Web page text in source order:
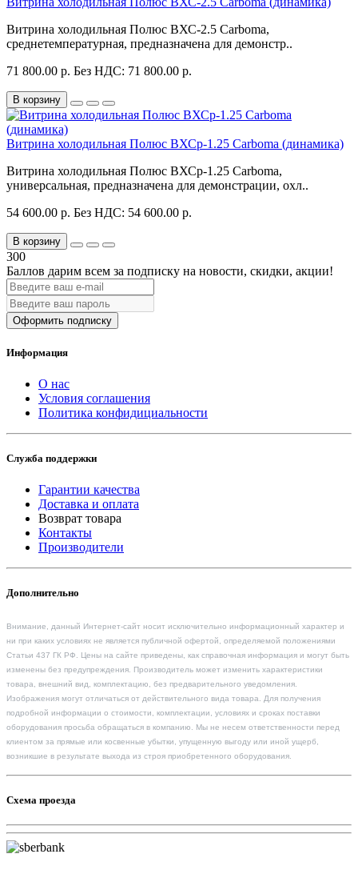
Витрина холодильная Полюс ВХС-2.5 Carboma,
среднетемпературная, предназначена для демонстр..
71 800.00 р. Без НДС: 71 800.00 р.
В корзину
Витрина холодильная Полюс ВХСр-1.25 Carboma (динамика)
Витрина холодильная Полюс ВХСр-1.25 Carboma,
универсальная, предназначена для демонстрации, охл..
54 600.00 р. Без НДС: 54 600.00 р.
В корзину
300
Баллов дарим всем за подписку на новости, скидки, акции!
Оформить подписку
Информация
О нас
Условия соглашения
Политика конфидициальности
Служба поддержки
Гарантии качества
Доставка и оплата
Возврат товара
Контакты
Производители
Дополнительно
Внимание, данный Интернет-сайт носит исключительно информационный характер и
ни при каких условиях не является публичной офертой, определяемой положениями
Статьи 437 ГК РФ. Цены на сайте приведены, как справочная информация и могут быть
изменены без предупреждения. Производитель может изменить характеристики
товара, внешний вид, комплектацию, без предварительного уведомления.
Изображения могут отличаться от действительного вида товара. Для получения
подробной информации о стоимости, комплектации, условиях и сроках поставки
оборудования просьба обращаться в компанию. Мы не несем ответственности перед
клиентом за прямые или косвенные убытки, упущенную выгоду или иной ущерб,
возникшие в результате выхода из строя приобретенного оборудования.
Схема проезда